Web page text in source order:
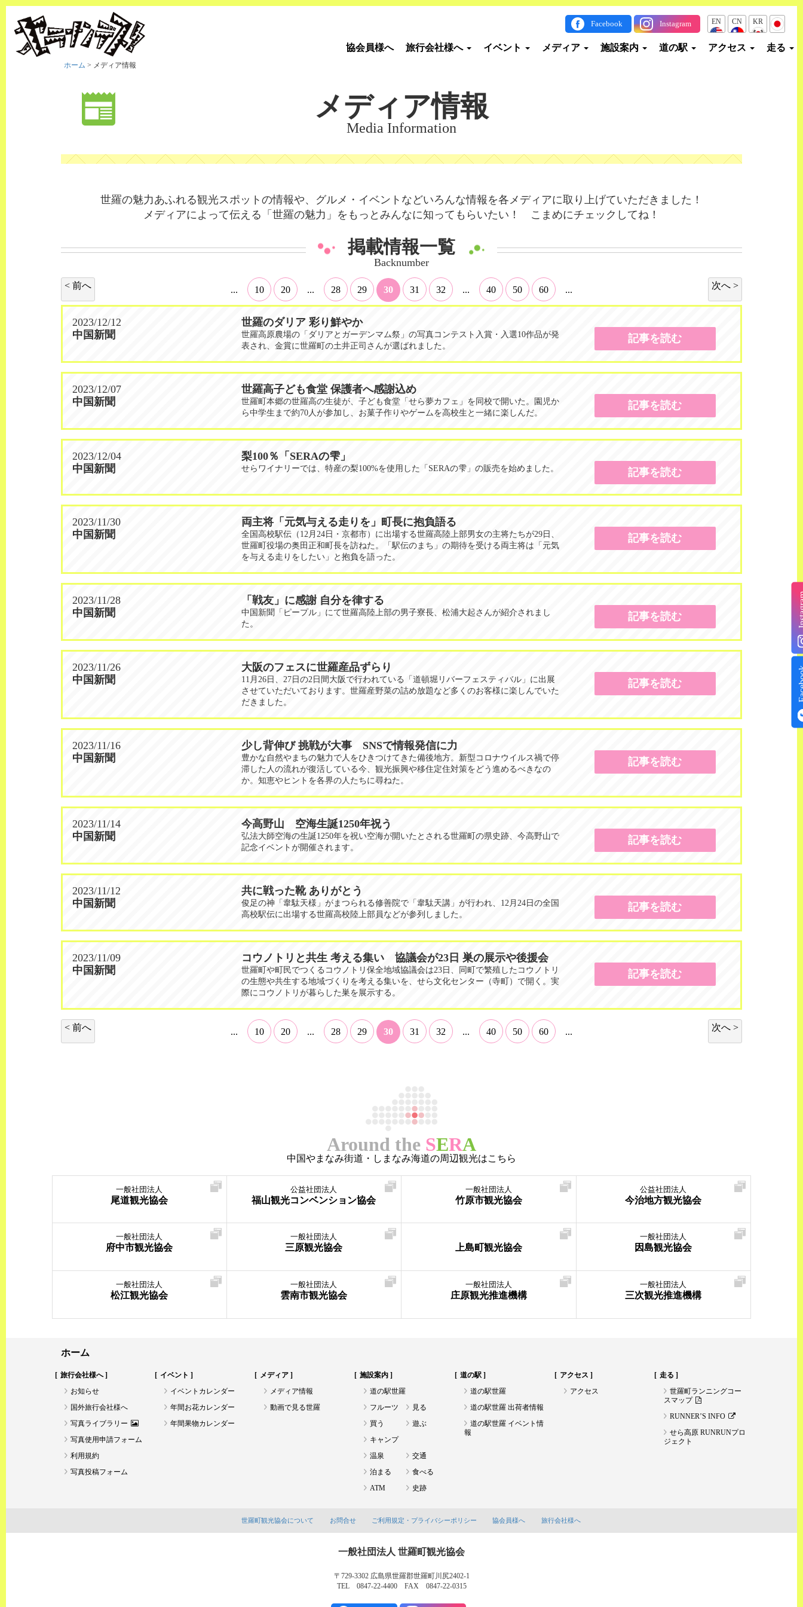
Facebook Instagram EN CN KR JP
協会員様へ 旅行会社様へ イベント メディア 施設案内 道の駅 アクセス 走る
ホーム > メディア情報
メディア情報
Media Information
世羅の魅力あふれる観光スポットの情報や、グルメ・イベントなどいろんな情報を各メディアに取り上げていただきました！
メディアによって伝える「世羅の魅力」をもっとみんなに知ってもらいたい！ こまめにチェックしてね！
掲載情報一覧
Backnumber
< 前へ ... 10 20 ... 28 29 30 31 32 ... 40 50 60 ... 次へ >
2023/12/12
中国新聞
世羅のダリア 彩り鮮やか
世羅高原農場の「ダリアとガーデンマム祭」の写真コンテスト入賞・入選10作品が発
表され、金賞に世羅町の土井正司さんが選ばれました。
記事を読む
2023/12/07
中国新聞
世羅高子ども食堂 保護者へ感謝込め
世羅町本郷の世羅高の生徒が、子ども食堂「せら夢カフェ」を同校で開いた。園児か
ら中学生まで約70人が参加し、お菓子作りやゲームを高校生と一緒に楽しんだ。
記事を読む
2023/12/04
中国新聞
梨100％「SERAの雫」
せらワイナリーでは、特産の梨100%を使用した「SERAの雫」の販売を始めました。 記事を読む
2023/11/30
中国新聞
両主将「元気与える走りを」町長に抱負語る
全国高校駅伝（12月24日・京都市）に出場する世羅高陸上部男女の主将たちが29日、
世羅町役場の奥田正和町長を訪ねた。「駅伝のまち」の期待を受ける両主将は「元気
を与える走りをしたい」と抱負を語った。
記事を読む
2023/11/28
中国新聞
「戦友」に感謝 自分を律する
中国新聞「ピープル」にて世羅高陸上部の男子寮長、松浦大起さんが紹介されまし
た。
記事を読む
2023/11/26
中国新聞
大阪のフェスに世羅産品ずらり
11月26日、27日の2日間大阪で行われている「道頓堀リバーフェスティバル」に出展
させていただいております。世羅産野菜の詰め放題など多くのお客様に楽しんでいた
だきました。
記事を読む
2023/11/16
中国新聞
少し背伸び 挑戦が大事 SNSで情報発信に力
豊かな自然やまちの魅力で人をひきつけてきた備後地方。新型コロナウイルス禍で停
滞した人の流れが復活している今、観光振興や移住定住対策をどう進めるべきなの
か。知恵やヒントを各界の人たちに尋ねた。
記事を読む
2023/11/14
中国新聞
今高野山 空海生誕1250年祝う
弘法大師空海の生誕1250年を祝い空海が開いたとされる世羅町の県史跡、今高野山で
記念イベントが開催されます。
記事を読む
2023/11/12
中国新聞
共に戦った靴 ありがとう
俊足の神「韋駄天様」がまつられる修善院で「韋駄天講」が行われ、12月24日の全国
高校駅伝に出場する世羅高校陸上部員などが参列しました。
記事を読む
2023/11/09
中国新聞
コウノトリと共生 考える集い 協議会が23日 巣の展示や後援会
世羅町や町民でつくるコウノトリ保全地域協議会は23日、同町で繁殖したコウノトリ
の生態や共生する地域づくりを考える集いを、せら文化センター（寺町）で開く。実
際にコウノトリが暮らした巣を展示する。
記事を読む
< 前へ ... 10 20 ... 28 29 30 31 32 ... 40 50 60 ... 次へ >
Around the SERA
中国やまなみ街道・しまなみ海道の周辺観光はこちら
一般社団法人
尾道観光協会
公益社団法人
福山観光コンベンション協会
一般社団法人
竹原市観光協会
公益社団法人
今治地方観光協会
一般社団法人
府中市観光協会
一般社団法人
三原観光協会 上島町観光協会
一般社団法人
因島観光協会
一般社団法人
松江観光協会
一般社団法人
雲南市観光協会
一般社団法人
庄原観光推進機構
一般社団法人
三次観光推進機構
ホーム
旅行会社様へ
お知らせ
国外旅行会社様へ
写真ライブラリー
写真使用申請フォーム
利用規約
写真投稿フォーム
イベント
イベントカレンダー
年間お花カレンダー
年間果物カレンダー
メディア
メディア情報
動画で見る世羅
施設案内
道の駅世羅
フルーツ
見る
買う
遊ぶ
キャンプ
温泉
交通
泊まる
食べる
ATM
史跡
道の駅
道の駅世羅
道の駅世羅 出荷者情報
道の駅世羅 イベント情
報
アクセス
アクセス
走る
世羅町ランニングコー
スマップ
RUNNER’S INFO
せら高原 RUNRUNプロ
ジェクト
世羅町観光協会について お問合せ ご利用規定・プライバシーポリシー 協会員様へ 旅行会社様へ
一般社団法人 世羅町観光協会
〒729-3302 広島県世羅郡世羅町川尻2402-1
TEL 0847-22-4400 FAX 0847-22-0315